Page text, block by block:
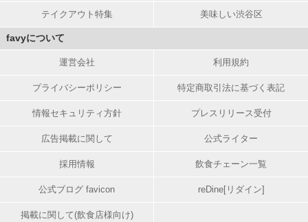
テイクアウト特集 美味しい渋谷区
favyについて
運営会社 利用規約
プライバシーポリシー 特定商取引法に基づく表記
情報セキュリティ方針 プレスリリース受付
広告掲載に関して 公式ライター
採用情報 飲食チェーン一覧
公式ブログ favicon reDine[リダイン]
掲載に関して(飲食店様向け)